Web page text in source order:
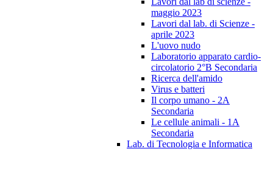
maggio 2023
Lavori dal lab. di Scienze -
aprile 2023
L'uovo nudo
Laboratorio apparato cardio-
circolatorio 2°B Secondaria
Ricerca dell'amido
Virus e batteri
Il corpo umano - 2A
Secondaria
Le cellule animali - 1A
Secondaria
Lab. di Tecnologia e Informatica